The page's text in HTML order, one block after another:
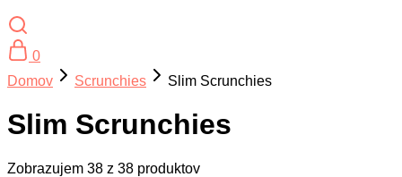
0
Domov
Scrunchies Slim Scrunchies
Slim Scrunchies
Zobrazujem 38 z 38 produktov